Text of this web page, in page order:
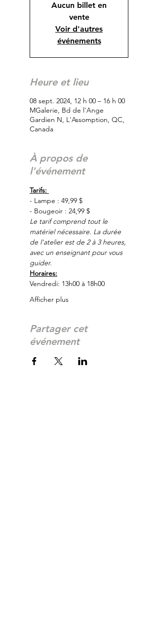
Aucun billet en
vente
Voir d'autres
événements
Heure et lieu
08 sept. 2024, 12 h 00 – 16 h 00
MGalerie, Bd de l'Ange
Gardien N, L'Assomption, QC,
Canada
À propos de
l'événement
Tarifs:
- Lampe : 49,99 $
- Bougeoir : 24,99 $
Le tarif comprend tout le
matériel nécessaire. La durée
de l'atelier est de 2 à 3 heures,
avec un enseignant pour vous
guider.
Horaires:
Vendredi: 13h00 à 18h00
Afficher plus
Partager cet
événement